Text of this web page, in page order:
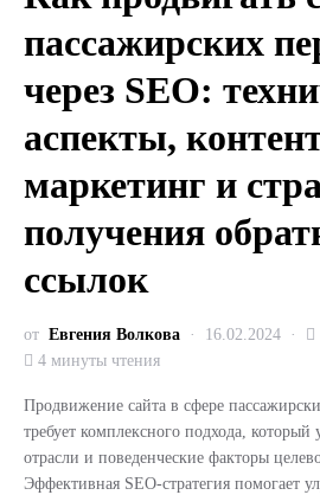
пассажирских
через SEO:
аспекты,
маркетинг и
получения
ссылок
от Евгения Волкова 16.02.2024
4 минуты чтения
Продвижение сайта в сфере
требует комплексного подхода,
отрасли и поведенческие факторы
Эффективная SEO-стратегия помогает